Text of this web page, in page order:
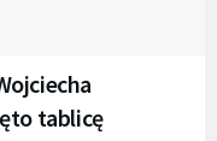
tablicę